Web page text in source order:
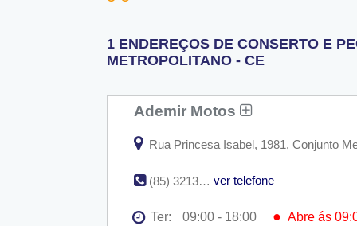
1 ENDEREÇOS DE CONSERTO E
METROPOLITANO - CE
Ademir Motos
Rua Princesa Isabel, 1981, Conjunto
(85) 3213-3884 ver telefone
Ter: 09:00 - 18:00 ● Abre ás